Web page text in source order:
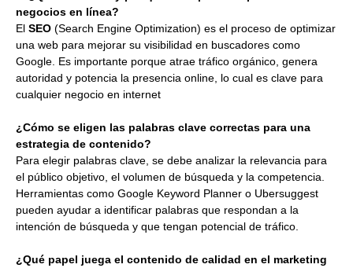
negocios en línea?
El SEO (Search Engine Optimization) es el proceso de optimizar
una web para mejorar su visibilidad en buscadores como
Google. Es importante porque atrae tráfico orgánico, genera
autoridad y potencia la presencia online, lo cual es clave para
cualquier negocio en internet
¿Cómo se eligen las palabras clave correctas para una
estrategia de contenido?
Para elegir palabras clave, se debe analizar la relevancia para
el público objetivo, el volumen de búsqueda y la competencia.
Herramientas como Google Keyword Planner o Ubersuggest
pueden ayudar a identificar palabras que respondan a la
intención de búsqueda y que tengan potencial de tráfico.
¿Qué papel juega el contenido de calidad en el marketing